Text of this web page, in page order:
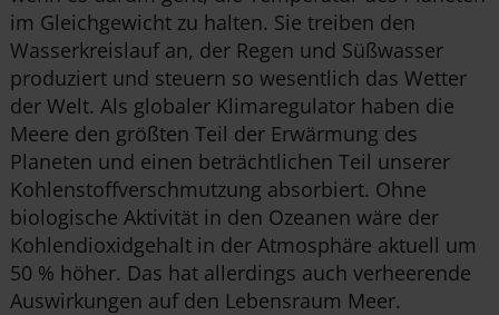
im Gleichgewicht zu halten. Sie treiben den
Wasserkreislauf an, der Regen und Süßwasser
produziert und steuern so wesentlich das Wetter
der Welt. Als globaler Klimaregulator haben die
Meere den größten Teil der Erwärmung des
Planeten und einen beträchtlichen Teil unserer
Kohlenstoffverschmutzung absorbiert. Ohne
biologische Aktivität in den Ozeanen wäre der
Kohlendioxidgehalt in der Atmosphäre aktuell um
50 % höher. Das hat allerdings auch verheerende
Auswirkungen auf den Lebensraum Meer.